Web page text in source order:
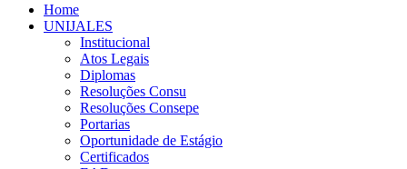
Home
UNIJALES
Institucional
Atos Legais
Diplomas
Resoluções Consu
Resoluções Consepe
Portarias
Oportunidade de Estágio
Certificados